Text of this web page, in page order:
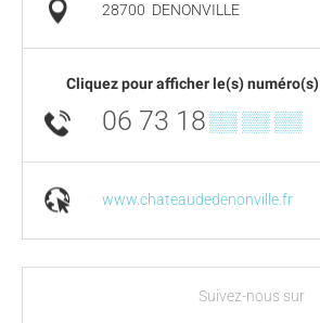
28700 DENONVILLE
Cliquez pour afficher le(s) numéro(s)
06 73 18 ▒▒ ▒▒ ▒▒
www.chateaudedenonville.fr
Suivez-nous sur